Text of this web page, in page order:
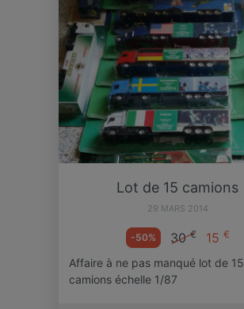
Lot de 15 camions
29 MARS 2014
-50% 30€ 15 €
Affaire à ne pas manqué lot de 15
camions échelle 1/87